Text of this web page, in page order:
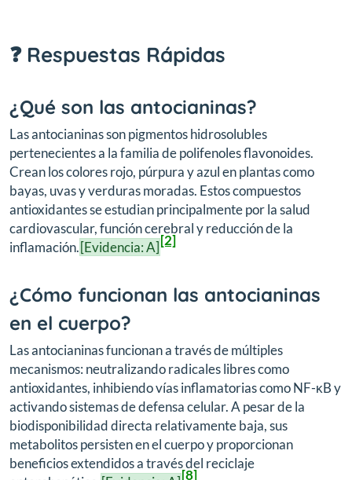
❓ Respuestas Rápidas
¿Qué son las antocianinas?
Las antocianinas son pigmentos hidrosolubles
pertenecientes a la familia de polifenoles flavonoides.
Crean los colores rojo, púrpura y azul en plantas como
bayas, uvas y verduras moradas. Estos compuestos
antioxidantes se estudian principalmente por la salud
cardiovascular, función cerebral y reducción de la
inflamación.[Evidencia: A][2]
¿Cómo funcionan las antocianinas
en el cuerpo?
Las antocianinas funcionan a través de múltiples
mecanismos: neutralizando radicales libres como
antioxidantes, inhibiendo vías inflamatorias como NF-κB y
activando sistemas de defensa celular. A pesar de la
biodisponibilidad directa relativamente baja, sus
metabolitos persisten en el cuerpo y proporcionan
beneficios extendidos a través del reciclaje
[8]